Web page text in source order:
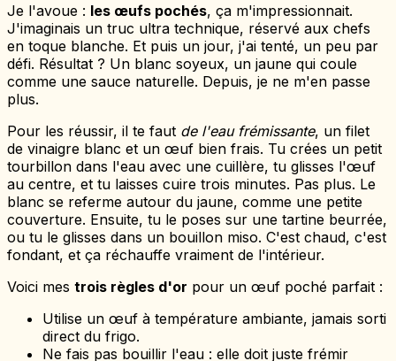
Je l'avoue : les œufs pochés, ça m'impressionnait.
J'imaginais un truc ultra technique, réservé aux chefs
en toque blanche. Et puis un jour, j'ai tenté, un peu par
défi. Résultat ? Un blanc soyeux, un jaune qui coule
comme une sauce naturelle. Depuis, je ne m'en passe
plus.
Pour les réussir, il te faut de l'eau frémissante, un filet
de vinaigre blanc et un œuf bien frais. Tu crées un petit
tourbillon dans l'eau avec une cuillère, tu glisses l'œuf
au centre, et tu laisses cuire trois minutes. Pas plus. Le
blanc se referme autour du jaune, comme une petite
couverture. Ensuite, tu le poses sur une tartine beurrée,
ou tu le glisses dans un bouillon miso. C'est chaud, c'est
fondant, et ça réchauffe vraiment de l'intérieur.
Voici mes trois règles d'or pour un œuf poché parfait :
Utilise un œuf à température ambiante, jamais sorti
direct du frigo.
Ne fais pas bouillir l'eau : elle doit juste frémir